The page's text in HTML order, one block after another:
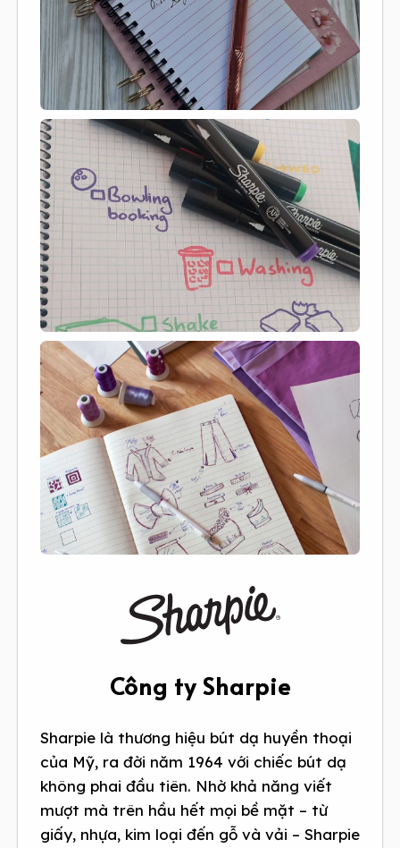
Công ty Sharpie
Sharpie là thương hiệu bút dạ huyền thoại
của Mỹ, ra đời năm 1964 với chiếc bút dạ
không phai đầu tiên. Nhờ khả năng viết
mượt mà trên hầu hết mọi bề mặt – từ
giấy, nhựa, kim loại đến gỗ và vải – Sharpie